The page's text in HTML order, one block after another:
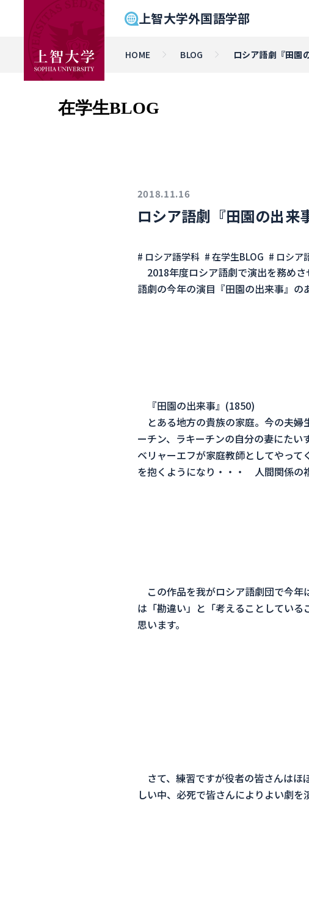
上智大学外国語学部
HOME BLOG ロシア語劇『田園
在学生BLOG
2018.11.16
ロシア語劇『田園の出来
# ロシア語学科 # 在学生BLOG # ロシア
2018年度ロシア語劇で演出を務めさ
語劇の今年の演目『田園の出来事』 の
『田園の出来事』(1850)
とある地方の貴族の家庭。今の夫婦
ーチン、 ラキーチンの自分の妻にたい
ベリャーエフが家庭教師としてやって
を抱くようになり・・・ 人間関係の
この作品を我がロシア語劇団で今年
は「勘違い」と「考えることしている
思います。
さて、 練習ですが役者の皆さんはほ
しい中、 必死で皆さんによりよい劇を